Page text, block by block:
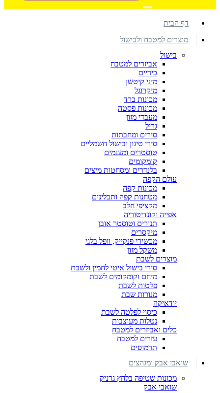
דף הבית
מוצרים למטבח ולבישול
בישול
אביזרים למטבח
כיריים
מיני קיטשן
מיקרוגל
מכונות ברד
מכונות פסטה
מעבדי מזון
גריל
סירים ומחבתות
סירי טיגון ובישול חשמליים
טוסטרים ומצנמים
קומקומים
בלנדרים ומסחטות מיצים
עולם הקפה
מכונות קפה
מטחנות קפה ותבלינים
מקציפי חלב
אפייה וקונדיטוריה
תנורים וטוסטר אובן
מיקסרים
מכשירי פנקייק, וופל בלגי
משקל מזון
מוצרים לשבת
סירי בישול איטי לחמין ולשבת
מיחם וקומקומים לשבת
פלטות לשבת
מנורות שבת
יודאיקה
כיסוי לפלטה לשבת
נטלות מעוצבות
כלים ואביזרים למטבח
עזרים למטבח
תרמוסים
שואבי אבק ומגהצים
מכונות שטיפה בלחץ גרניק
שואבי אבק